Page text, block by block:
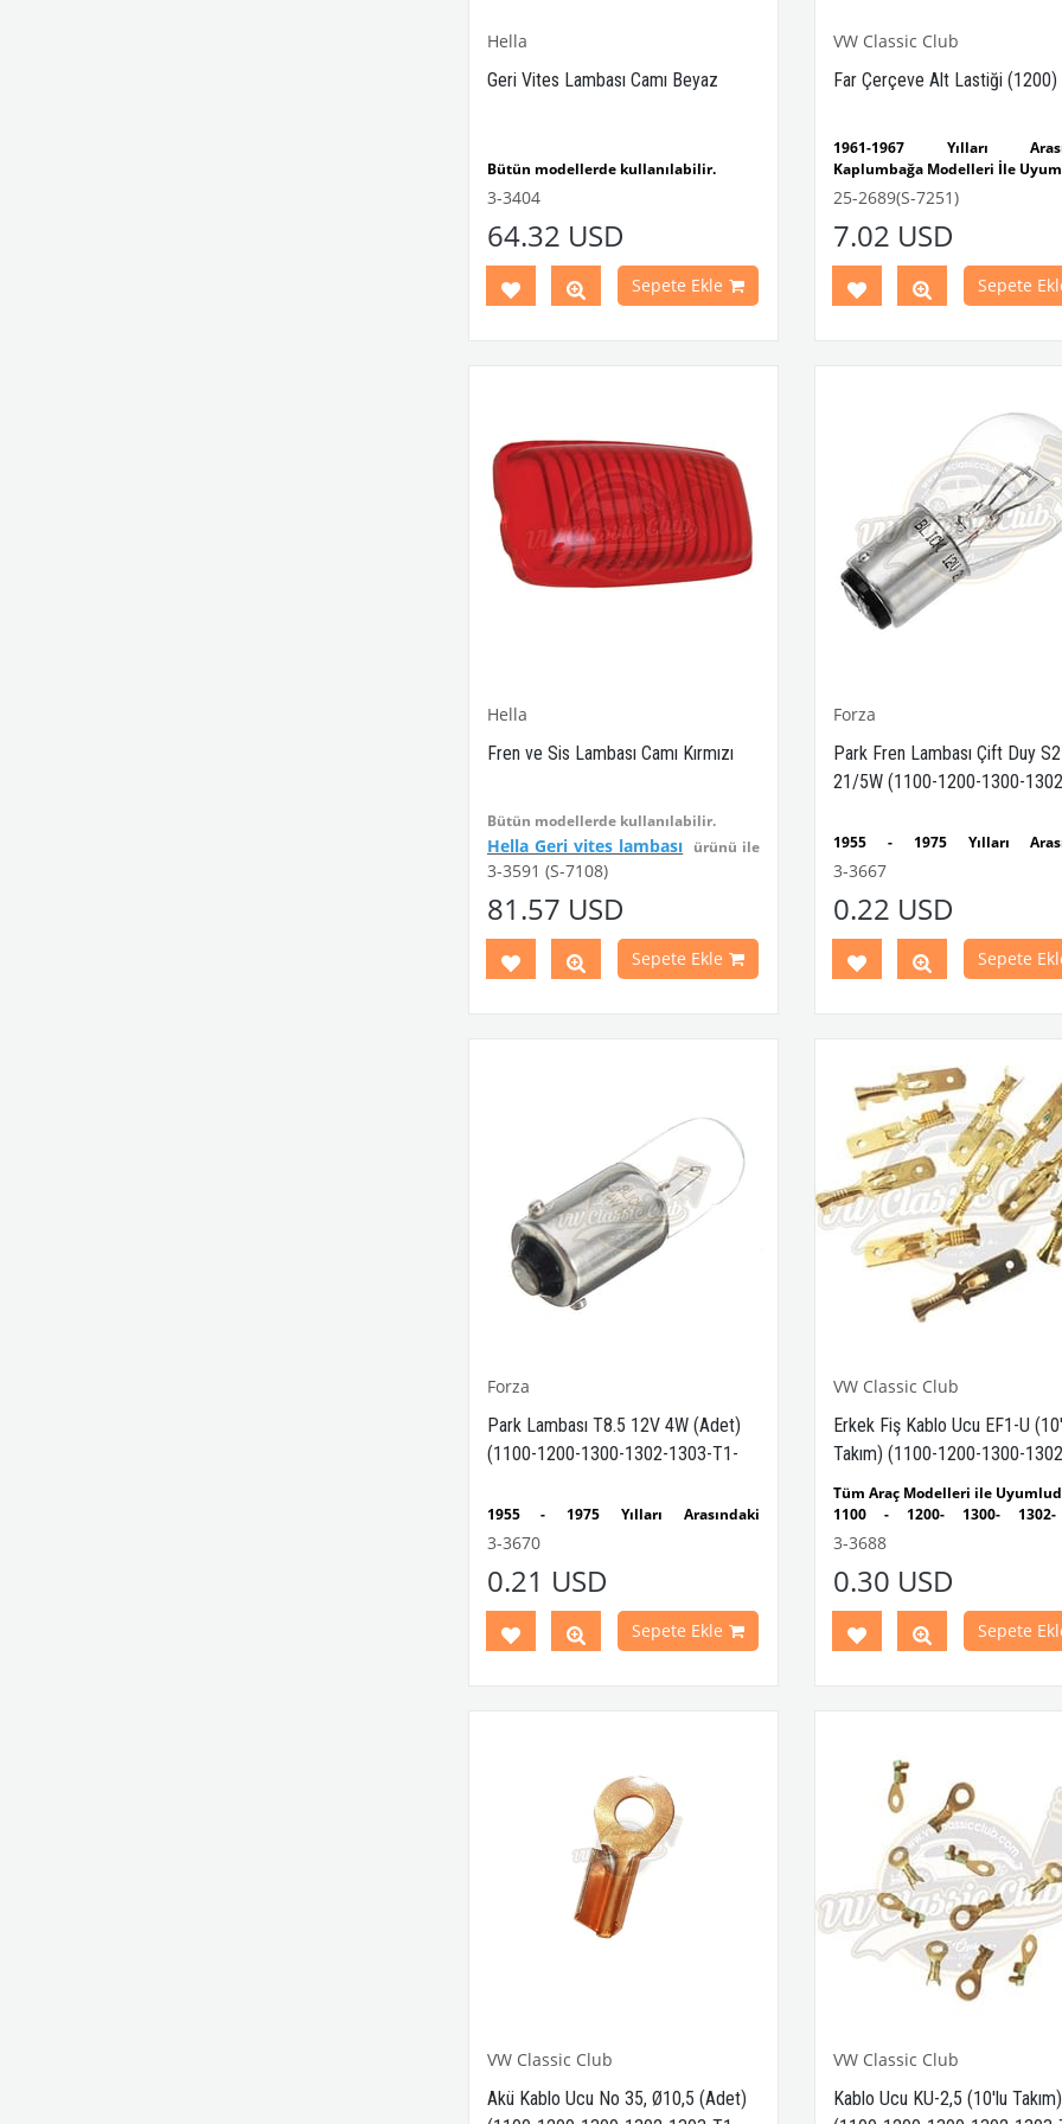
Hella
Geri Vites Lambası Camı Beyaz
Bütün modellerde kullanılabilir.
Hella Geri vites lambası
VWCC Parça No : 3-3404 OEM Parça
No : 111941371
3-3404
64.32 USD
Sepete Ekle
VW Classic Club
Far Çerçeve Alt Lastiği (1200)
1961-1967 Yılları
Kaplumbağa Modelleri İle
1200 Kaplumbağa
Uyumludur
1972 Yılına Kadar Standart
VWCC Parça No : 25-2689
25-2689(S-7251)
7.02 USD
Sepete
Hella
Fren ve Sis Lambası Camı Kırmızı
Bütün modellerde kullanılabilir.
Hella Geri vites lambası ürünü ile
uyumludur.
VWCC Parça No : 3-3591 OEM Parça No
: 211945331AGR
3-3591 (S-7108)
81.57 USD
Sepete Ekle
Forza
Park Fren Lambası Çift Duy
21/5W (1100-1200-1300-
1955 - 1975 Yılları
Modellerle Uyumludur
Kaplumbağa Modelleri ile
T1 ve T2 Minibüs
VWCC Parça No:3-3667OEM
No:XM121016
3-3667
0.22 USD
Sepete
Forza
Park Lambası T8.5 12V 4W (Adet)
(1100-1200-1300-1302-1303-T1-
1955 - 1975 Yılları Arasındaki
Modellerle Uyumludur
Kaplumbağa Modelleri ile Uyumludur
T1 ve T2 Minibüs Modelleri ile
3-3670
0.21 USD
Sepete Ekle
VW Classic Club
Erkek Fiş Kablo Ucu EF1-U
Takım) (1100-1200-1300-
1303-T1-T2-Karmann Ghia-
Tüm Araç Modelleri ile
1100 - 1200- 1300- 1302-
Kaplumbağa Modelleri ile
Kaplumbağa Modelleri ile
Minibüs Modelleri ile Uyumludur
Variant (Type 3) ve
3-3688
0.30 USD
Sepete
VW Classic Club
Akü Kablo Ucu No 35, Ø10,5 (Adet)
VW Classic Club
Kablo Ucu KU-2,5 (10'lu Takım)